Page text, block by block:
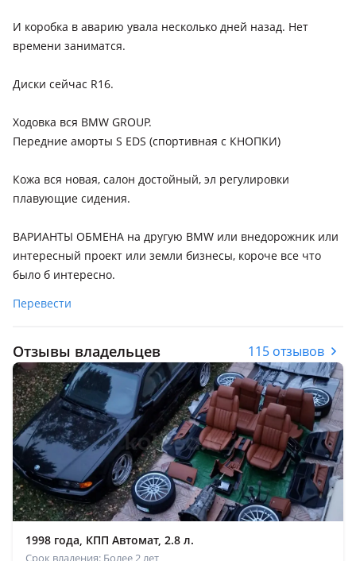
И коробка в аварию увала несколько дней назад. Нет
времени заниматся.
Диски сейчас R16.
Ходовка вся BMW GROUP.
Передние аморты S EDS (спортивная с КНОПКИ)
Кожа вся новая, салон достойный, эл регулировки
плавующие сидения.
ВАРИАНТЫ ОБМЕНА на другую BMW или внедорожник или
интересный проект или земли бизнесы, короче все что
было б интересно.
Перевести
Отзывы владельцев 115 отзывов
1998 года, КПП Автомат, 2.8 л.
Срок владения: Более 2 лет